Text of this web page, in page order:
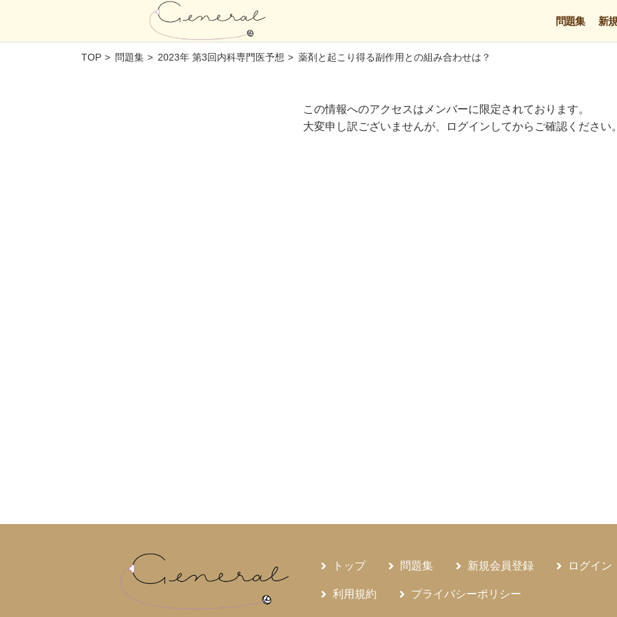
問題集 新
TOP 問題集 2023年 第3回内科専門医予想 薬剤と起こり得る副作用との組み合わせは？
この情報へのアクセスはメンバーに限定されております。
大変申し訳ございませんが、ログインしてからご確認ください。
トップ 問題集 新規会員登録 ログイン
利用規約 プライバシーポリシー